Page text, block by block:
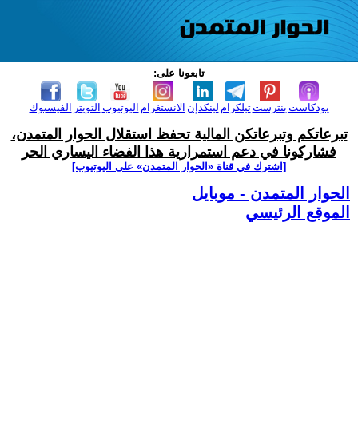
تابعونا على:
الفيسبوك التويتر اليوتيوب الانستغرام لينكدإن تيلكرامبنترست بودكاست
تبرعاتكم وتبرعاتكن المالية تحفظ استقلال الحوار المتمدن،
فشاركونا في دعم استمرارية هذا الفضاء اليساري الحر
[اشترك في قناة ‫«الحوار المتمدن» على اليوتيوب]
الحوار المتمدن - موبايل
الموقع الرئيسي